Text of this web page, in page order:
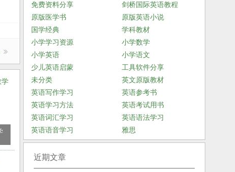
免费资料分享
剑桥国际英语教程
原版医学书
原版英语小说
国学经典
学科教材
小学学习资源
小学数学
小学英语
小学语文
少儿英语启蒙
工具软件分享
未分类
英文原版教材
英语写作学习
英语参考书
英语学习方法
英语考试用书
英语词汇学习
英语语法学习
英语语音学习
雅思
近期文章